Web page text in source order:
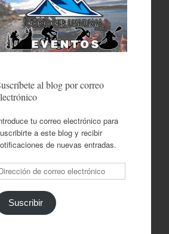
al blog por correo
tu correo electrónico para
a este blog y recibir
de nuevas entradas.
correo
Suscribir